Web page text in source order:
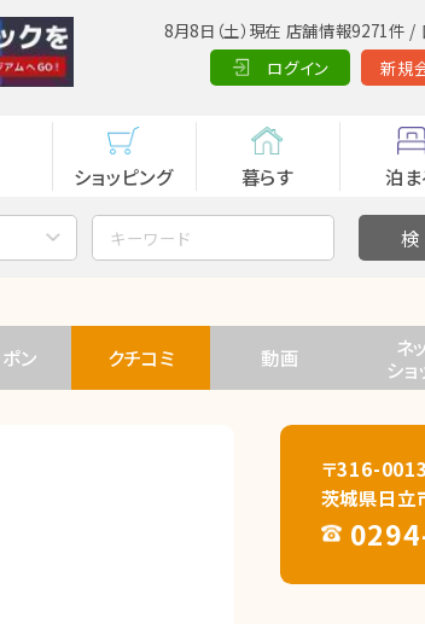
8月8日（土）現在 店舗情報9271件
ログイン
新規
ショッピング 暮らす 泊ま
ン クチコミ 動画
ネ
シ
〒316-0013
茨城県日